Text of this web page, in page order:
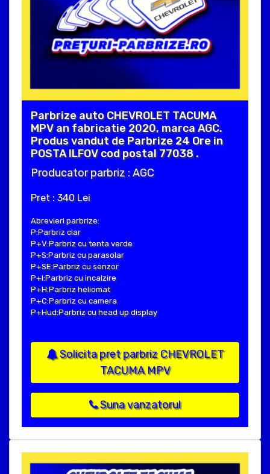
Parbrize auto CHEVROLET TACUMA
MPV an fabricatie 2020, marca AGC.
Produs vandut de Parbrize 24 Ore in
POSTA ILFOV cod postal 77038 .
Producator parbriz : AGC
Pret : 340 Lei
Abrevieri parbrize:
P:Parbriz clar
P+V:Parbriz cu tenta verde
P+S:Parbriz cu parasolar
P+SE:Parbriz cu senzor
P+I:Parbriz cu incalzire
P+H:Parbriz heliomat
P+C:Parbriz cu camera
P+Hud:Parbriz cu head up display
Solicita pret parbriz CHEVROLET
TACUMA MPV
Suna vanzatorul